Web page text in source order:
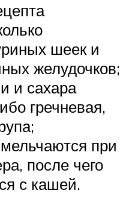
шеек и
желудочков;
и сахара
гречневая,
при
после чего
с кашей.